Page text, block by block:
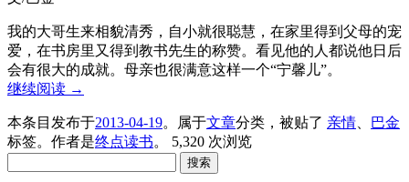
我的大哥生来相貌清秀，自小就很聪慧，在家里得到父母的宠
爱，在书房里又得到教书先生的称赞。看见他的人都说他日后
会有很大的成就。母亲也很满意这样一个“宁馨儿”。
继续阅读 →
本条目发布于2013-04-19。属于文章分类，被贴了 亲情
巴金
标签。 作者是终点读书。
5,320 次浏览